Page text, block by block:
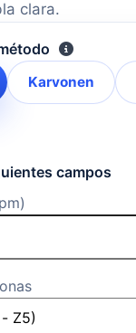
clara.
Karvonen
campos